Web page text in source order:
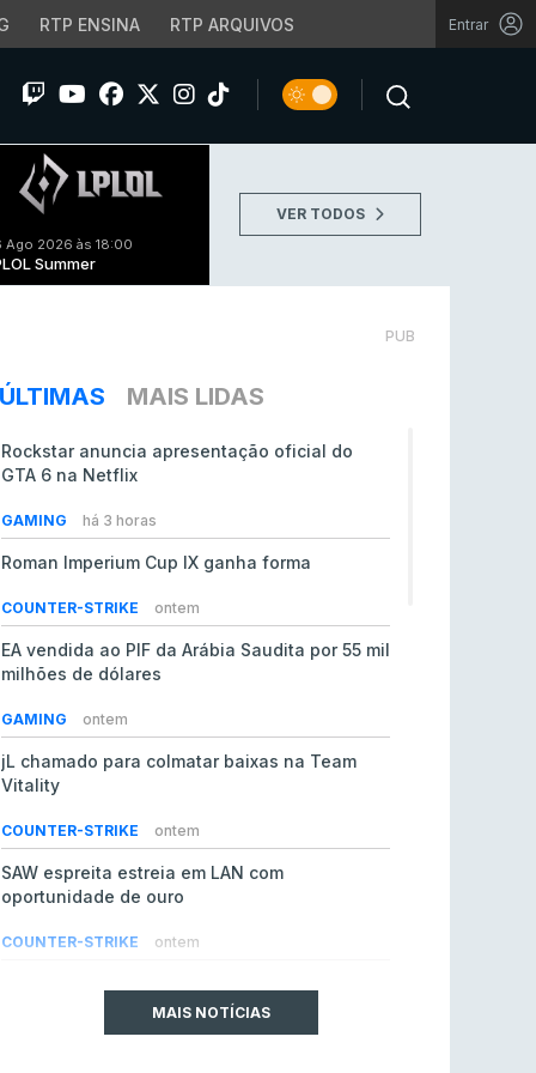
RTP ENSINA RTP ARQUIVOS Entrar
Ago 2026 às 18:00
Summer
VER TODOS
PUB
ÚLTIMAS MAIS LIDAS
Rockstar anuncia apresentação oficial do
GTA 6 na Netflix
GAMING há 3 horas
Roman Imperium Cup IX ganha forma
COUNTER-STRIKE ontem
EA vendida ao PIF da Arábia Saudita por 55 mil
milhões de dólares
GAMING ontem
jL chamado para colmatar baixas na Team
Vitality
COUNTER-STRIKE ontem
SAW espreita estreia em LAN com
oportunidade de ouro
COUNTER-STRIKE ontem
do Counter-Strike 2MAIS NOTÍCIAS